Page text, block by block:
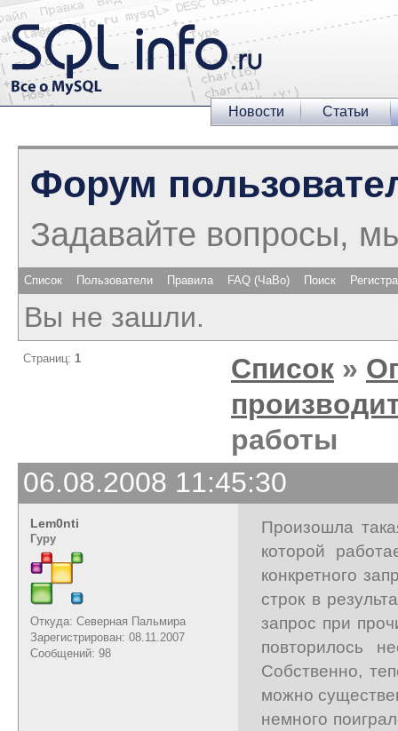
Новости Статьи
Форум
Задавайте вопросы,
Список Пользователи Правила FAQ (ЧаВо) Поиск
Вы не зашли.
Страниц: 1 Список »
работы
06.08.2008 11:45:30
Lem0nti
Гуру
Откуда: Северная Пальмира
Зарегистрирован: 08.11.2007
Сообщений: 98
Произошла
которой
конкретного
строк в
запрос при
повторилось
Собственно,
можно
немного